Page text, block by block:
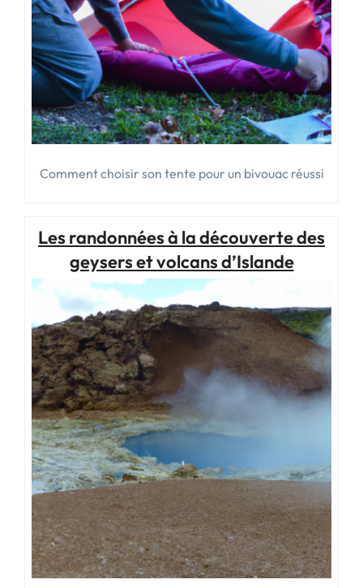
Comment choisir son tente pour un bivouac réussi
Les randonnées à la découverte des
geysers et volcans d’Islande